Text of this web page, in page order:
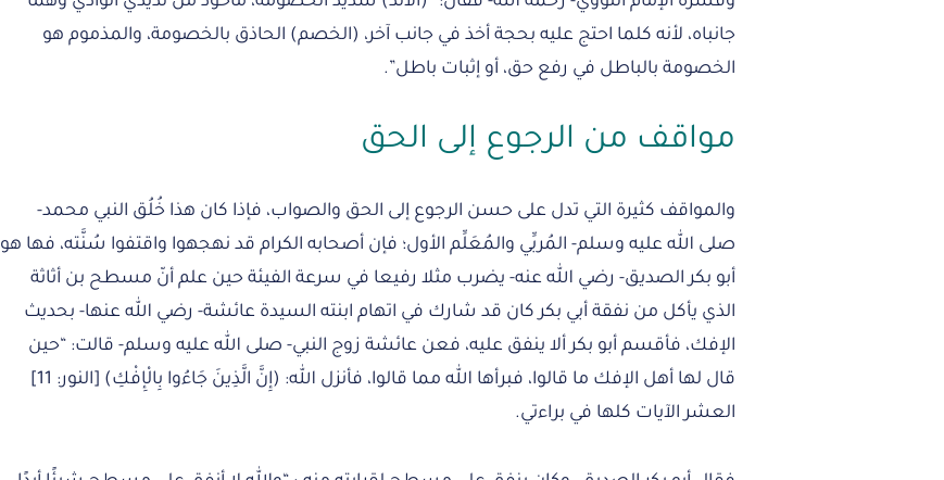
جانباه، لأنه كلما احتج عليه بحجة أخذ في جانب آخر، (الخصم) الحاذق بالخصومة، والمذموم هو
الخصومة بالباطل في رفع حق، أو إثبات باطل”.
مواقف من الرجوع إلى الحق
والمواقف كثيرة التي تدل على حسن الرجوع إلى الحق والصواب، فإذا كان هذا خُلُق النبي محمد-
صلى الله عليه وسلم- المُربِّي والمُعَلِّم الأول؛ فإن أصحابه الكرام قد نهجهوا واقتفوا سُنَّته، فها هو
أبو بكر الصديق- رضي الله عنه- يضرب مثلا رفيعا في سرعة الفيئة حين علم أنّ مسطح بن أثاثة
الذي يأكل من نفقة أبي بكر كان قد شارك في اتهام ابنته السيدة عائشة- رضي الله عنها- بحديث
الإفك، فأقسم أبو بكر ألا ينفق عليه، فعن عائشة زوج النبي- صلى الله عليه وسلم- قالت: “حين
قال لها أهل الإفك ما قالوا، فبرأها الله مما قالوا، فأنزل الله: (إِنَّ الَّذِينَ جَاءُوا بِالْإِفْكِ) [النور: 11]
العشر الآيات كلها في براءتي.